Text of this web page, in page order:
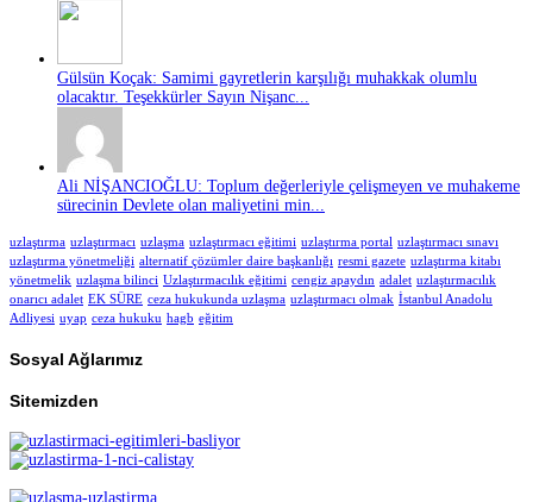
Gülsün Koçak: Samimi gayretlerin karşılığı muhakkak olumlu
olacaktır. Teşekkürler Sayın Nişanc...
Ali NİŞANCIOĞLU: Toplum değerleriyle çelişmeyen ve muhakeme
sürecinin Devlete olan maliyetini min...
uzlaştırma uzlaştırmacı uzlaşma uzlaştırmacı eğitimi uzlaştırma portal uzlaştırmacı sınavı
uzlaştırma yönetmeliği alternatif çözümler daire başkanlığı resmi gazete uzlaştırma kitabı
yönetmelik uzlaşma bilinci Uzlaştırmacılık eğitimi cengiz apaydın adalet uzlaştırmacılık
onarıcı adalet EK SÜRE ceza hukukunda uzlaşma uzlaştırmacı olmak İstanbul Anadolu
Adliyesi uyap ceza hukuku hagb eğitim
Sosyal Ağlarımız
Sitemizden